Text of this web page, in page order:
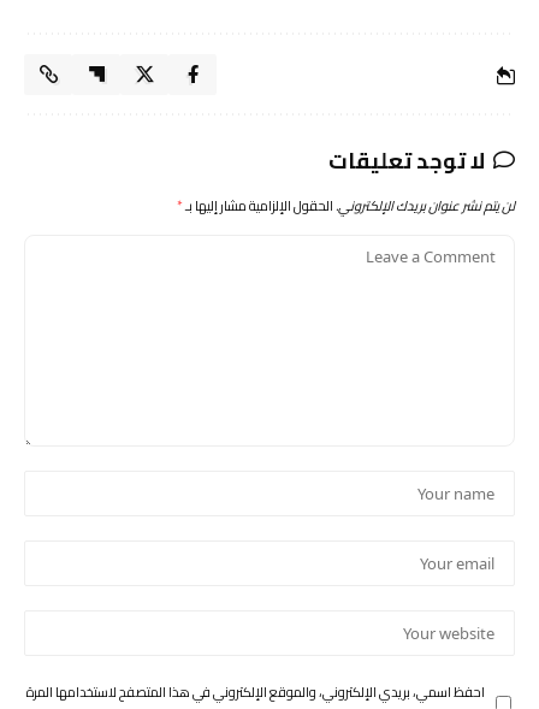
لا توجد تعليقات
لن يتم نشر عنوان بريدك الإلكتروني.الحقول الإلزامية مشار إليها بـ*
احفظ اسمي، بريدي الإلكتروني، والموقع الإلكتروني في هذا المتصفح لاستخدامها المرة